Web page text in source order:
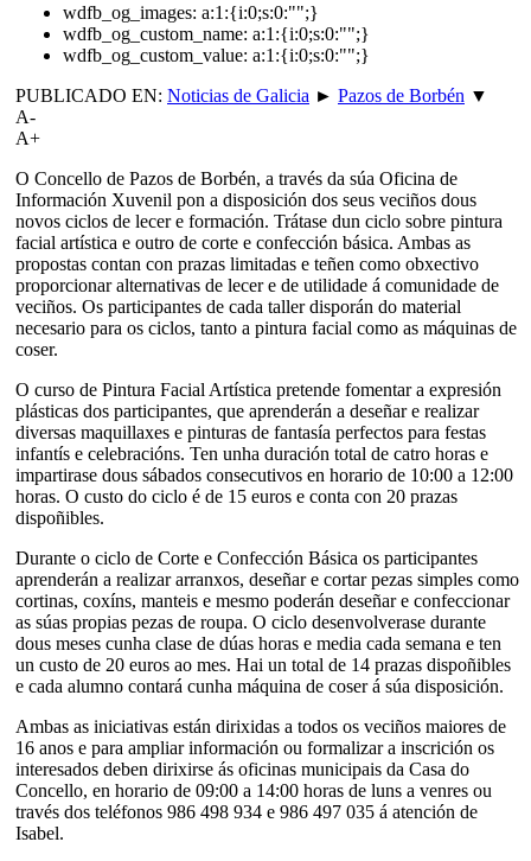
wdfb_og_images: a:1:{i:0;s:0:"";}
wdfb_og_custom_name: a:1:{i:0;s:0:"";}
wdfb_og_custom_value: a:1:{i:0;s:0:"";}
PUBLICADO EN: Noticias de Galicia ► Pazos de Borbén ▼
A-
A+
O Concello de Pazos de Borbén, a través da súa Oficina de
Información Xuvenil pon a disposición dos seus veciños dous
novos ciclos de lecer e formación. Trátase dun ciclo sobre pintura
facial artística e outro de corte e confección básica. Ambas as
propostas contan con prazas limitadas e teñen como obxectivo
proporcionar alternativas de lecer e de utilidade á comunidade de
veciños. Os participantes de cada taller disporán do material
necesario para os ciclos, tanto a pintura facial como as máquinas de
coser.
O curso de Pintura Facial Artística pretende fomentar a expresión
plásticas dos participantes, que aprenderán a deseñar e realizar
diversas maquillaxes e pinturas de fantasía perfectos para festas
infantís e celebracións. Ten unha duración total de catro horas e
impartirase dous sábados consecutivos en horario de 10:00 a 12:00
horas. O custo do ciclo é de 15 euros e conta con 20 prazas
dispoñibles.
Durante o ciclo de Corte e Confección Básica os participantes
aprenderán a realizar arranxos, deseñar e cortar pezas simples como
cortinas, coxíns, manteis e mesmo poderán deseñar e confeccionar
as súas propias pezas de roupa. O ciclo desenvolverase durante
dous meses cunha clase de dúas horas e media cada semana e ten
un custo de 20 euros ao mes. Hai un total de 14 prazas dispoñibles
e cada alumno contará cunha máquina de coser á súa disposición.
Ambas as iniciativas están dirixidas a todos os veciños maiores de
16 anos e para ampliar información ou formalizar a inscrición os
interesados deben dirixirse ás oficinas municipais da Casa do
Concello, en horario de 09:00 a 14:00 horas de luns a venres ou
través dos teléfonos 986 498 934 e 986 497 035 á atención de
Isabel.